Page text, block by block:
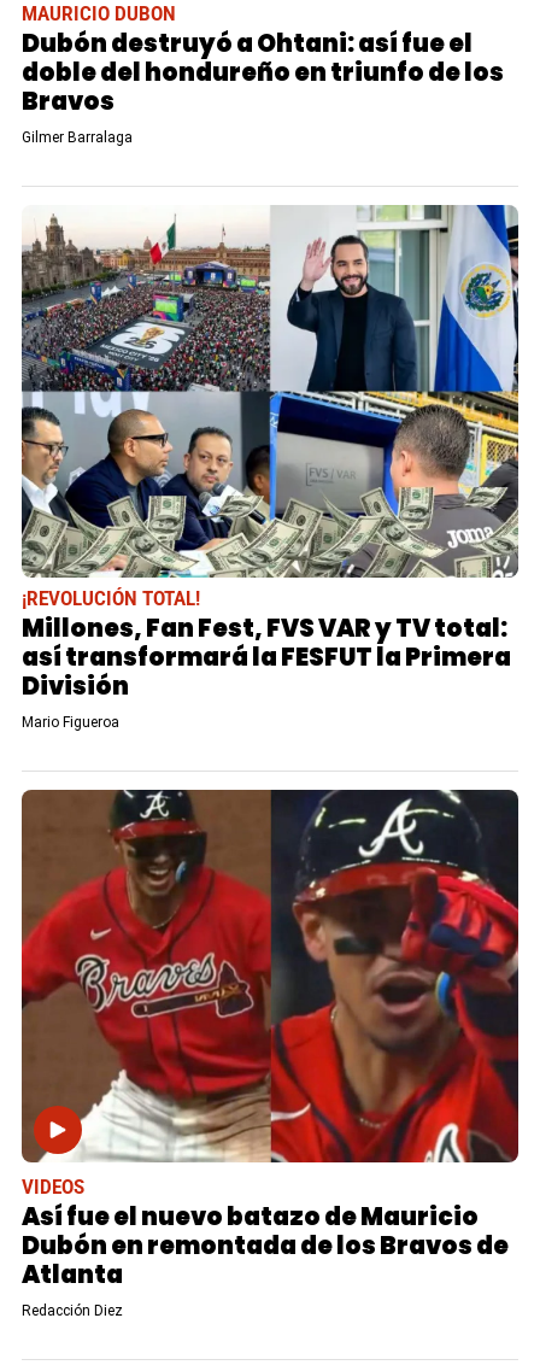
MAURICIO DUBON
Dubón destruyó a Ohtani: así fue el
doble del hondureño en triunfo de los
Bravos
Gilmer Barralaga
¡REVOLUCIÓN TOTAL!
Millones, Fan Fest, FVS VAR y TV total:
así transformará la FESFUT la Primera
División
Mario Figueroa
VIDEOS
Así fue el nuevo batazo de Mauricio
Dubón en remontada de los Bravos de
Atlanta
Redacción Diez